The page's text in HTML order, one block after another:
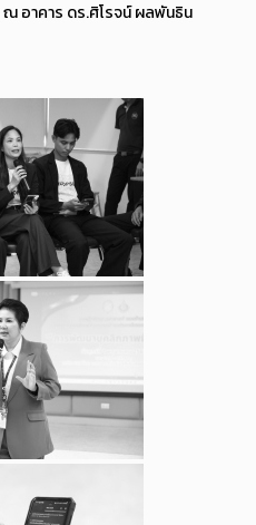
ณ อาคาร ดร.ศิโรจน์ ผลพันธิน